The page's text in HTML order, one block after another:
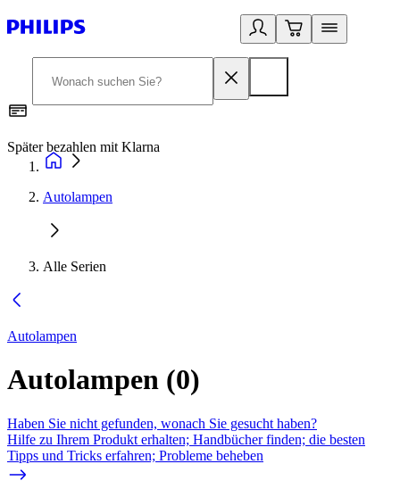
Später bezahlen mit Klarna
Autolampen
Alle Serien
Autolampen
Autolampen (0)
Haben Sie nicht gefunden, wonach Sie gesucht haben?
Hilfe zu Ihrem Produkt erhalten; Handbücher finden; die besten
Tipps und Tricks erfahren; Probleme beheben